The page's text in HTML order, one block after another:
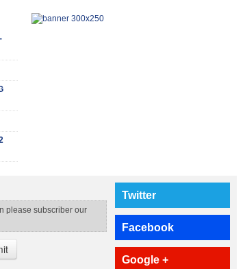
please subscriber our
Twitter
Facebook
Google +